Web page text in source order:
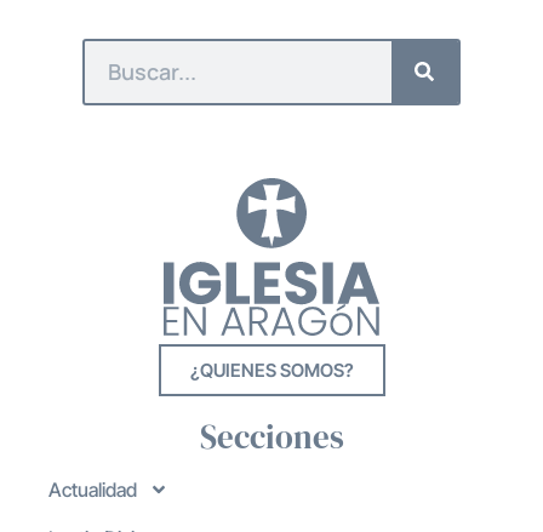
¿QUIENES SOMOS?
Secciones
Actualidad